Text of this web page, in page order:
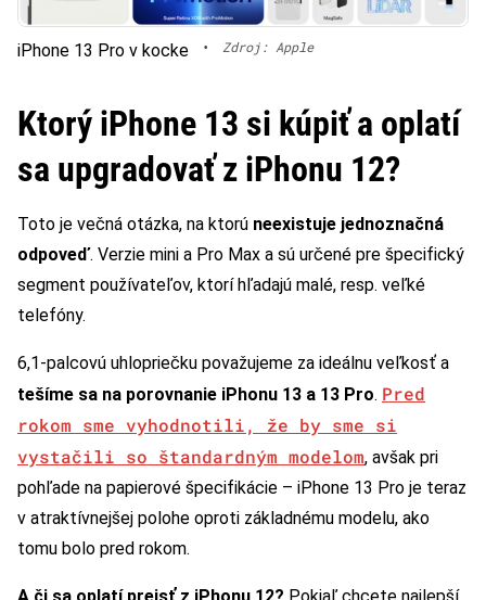
iPhone 13 Pro v kocke • Zdroj: Apple
Ktorý iPhone 13 si kúpiť a oplatí
sa upgradovať z iPhonu 12?
Toto je večná otázka, na ktorú neexistuje jednoznačná
odpoveď. Verzie mini a Pro Max a sú určené pre špecifický
segment používateľov, ktorí hľadajú malé, resp. veľké
telefóny.
6,1-palcovú uhlopriečku považujeme za ideálnu veľkosť a
tešíme sa na porovnanie iPhonu 13 a 13 Pro. Pred
rokom sme vyhodnotili, že by sme si
vystačili so štandardným modelom, avšak pri
pohľade na papierové špecifikácie – iPhone 13 Pro je teraz
v atraktívnejšej polohe oproti základnému modelu, ako
tomu bolo pred rokom.